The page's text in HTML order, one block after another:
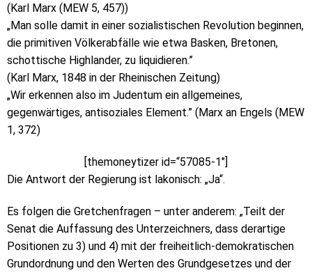
(Karl Marx (MEW 5, 457))
„Man solle damit in einer sozialistischen Revolution beginnen,
die primitiven Völkerabfälle wie etwa Basken, Bretonen,
schottische Highlander, zu liquidieren.”
(Karl Marx, 1848 in der Rheinischen Zeitung)
„Wir erkennen also im Judentum ein allgemeines,
gegenwärtiges, antisoziales Element.” (Marx an Engels (MEW
1, 372)
[themoneytizer id=“57085-1″]
Die Antwort der Regierung ist lakonisch: „Ja“.
Es folgen die Gretchenfragen – unter anderem: „Teilt der
Senat die Auffassung des Unterzeichners, dass derartige
Positionen zu 3) und 4) mit der freiheitlich-demokratischen
Grundordnung und den Werten des Grundgesetzes und der